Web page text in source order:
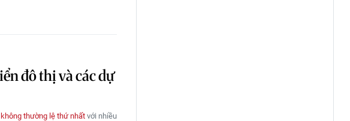
đô thị và các dự
không thường lệ thứ nhất với nhiều